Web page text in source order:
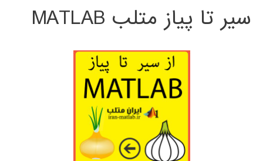
سیر تا پیاز متلب MATLAB